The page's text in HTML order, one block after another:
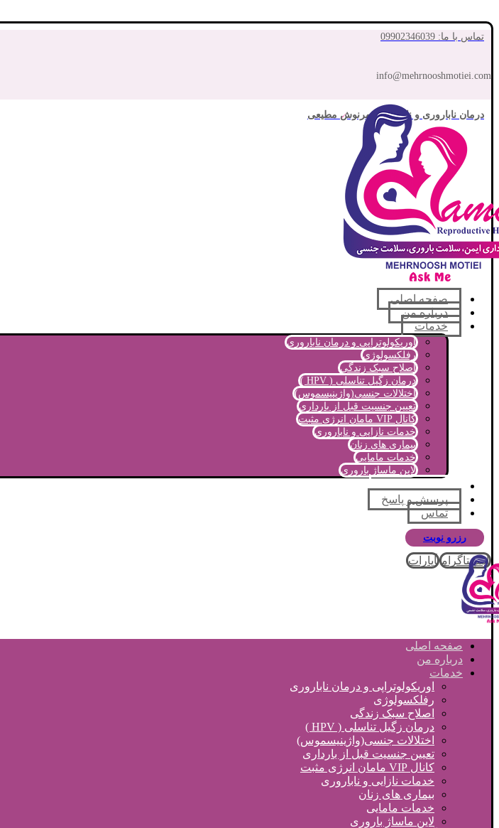
تماس با ما: 09902346039
info@mehrnooshmotiei.com
درمان ناباروری و نازایی با مهرنوش مطیعی
صفحه اصلی
درباره من
خدمات
اوریکولوتراپی و درمان ناباروری
رفلکسولوژی
اصلاح سبک زندگی
درمان زگیل تناسلی ( HPV )
اختلالات جنسی(واژینیسموس)
تعیین جنسیت قبل از بارداری
کانال VIP مامان انرژی مثبت
خدمات نازایی و ناباروری
بیماری های زنان
خدمات مامایی
لاین ماساژ باروری
مجله آموزشی
پرسش و پاسخ
تماس
رزرو نوبت
اینستاگرام آپارات
صفحه اصلی
درباره من
خدمات
اوریکولوتراپی و درمان ناباروری
رفلکسولوژی
اصلاح سبک زندگی
درمان زگیل تناسلی ( HPV )
اختلالات جنسی(واژینیسموس)
تعیین جنسیت قبل از بارداری
کانال VIP مامان انرژی مثبت
خدمات نازایی و ناباروری
بیماری های زنان
خدمات مامایی
لاین ماساژ باروری